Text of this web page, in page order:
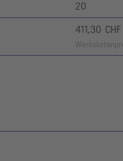
20
411,30